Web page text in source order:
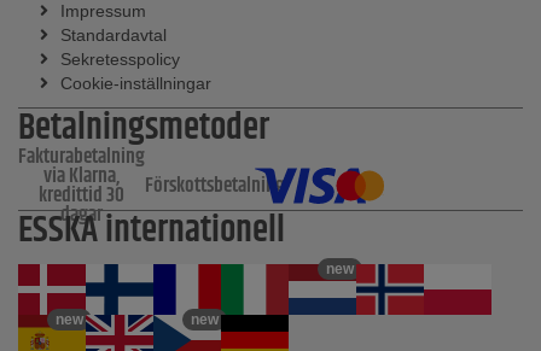
Impressum
Standardavtal
Sekretesspolicy
Cookie-inställningar
Betalningsmetoder
Fakturabetalning
via Klarna,
kredittid 30
dagar
Förskottsbetalning
ESSKA internationell
new
new new